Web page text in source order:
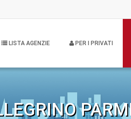
LISTA AGENZIE PER I PRIVATI